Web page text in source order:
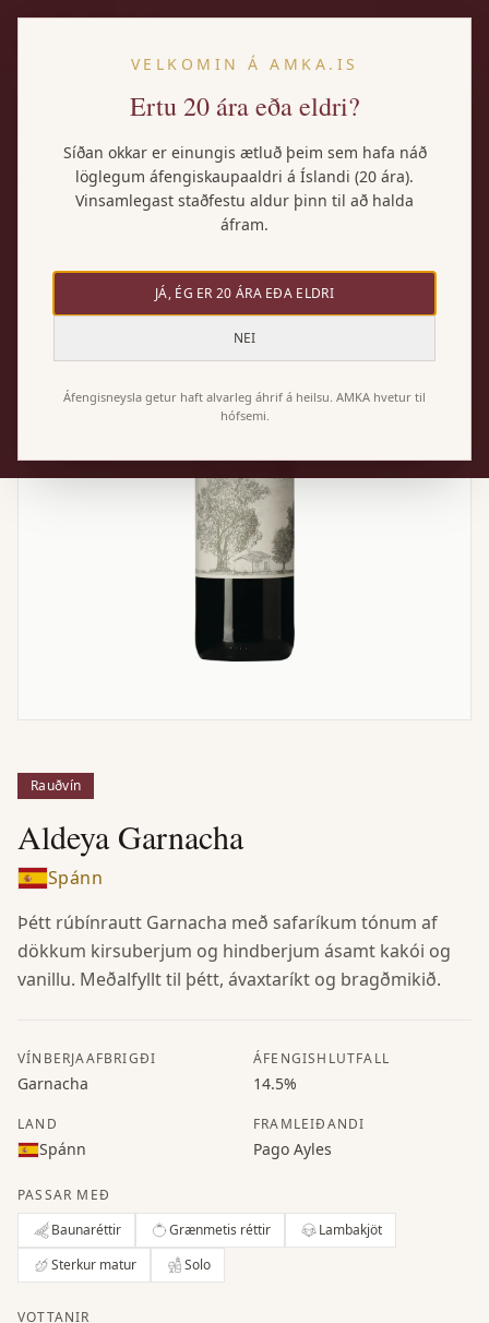
Rauðvín
Aldeya Garnacha
Spánn
Þétt rúbínrautt Garnacha með safaríkum tónum af
dökkum kirsuberjum og hindberjum ásamt kakói og
vanillu. Meðalfyllt til þétt, ávaxtaríkt og bragðmikið.
VÍNBERJAAFBRIGÐI
Garnacha
ÁFENGISHLUTFALL
14.5%
LAND
Spánn
FRAMLEIÐANDI
Pago Ayles
PASSAR MEÐ
Baunaréttir
Grænmetis réttir
Lambakjöt
Sterkur matur
Solo
VOTTANIR
VELKOMIN Á AMKA.IS
Ertu 20 ára eða eldri?
Síðan okkar er einungis ætluð þeim sem hafa náð
löglegum áfengiskaupaaldri á Íslandi (20 ára).
Vinsamlegast staðfestu aldur þinn til að halda
áfram.
JÁ, ÉG ER 20 ÁRA EÐA ELDRI
NEI
Áfengisneysla getur haft alvarleg áhrif á heilsu. AMKA hvetur til
hófsemi.